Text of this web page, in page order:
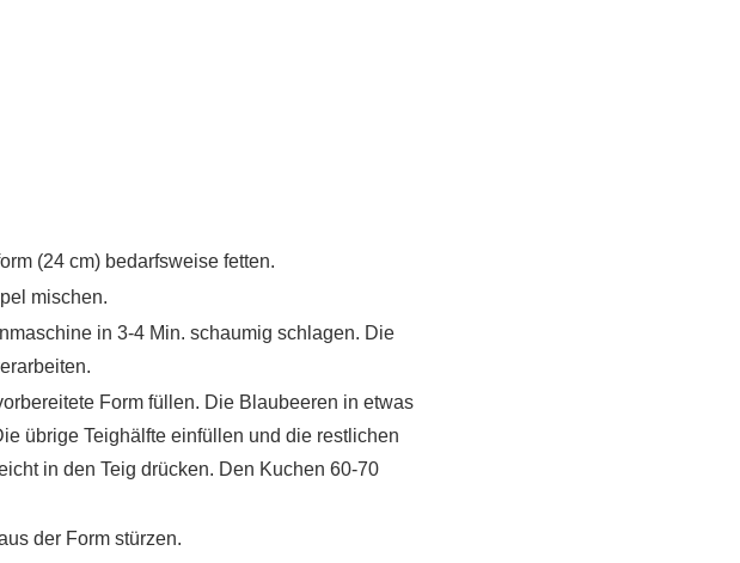
(24 cm) bedarfsweise fetten.
mischen.
in 3-4 Min. schaumig schlagen. Die
Form füllen. Die Blaubeeren in etwas
übrige Teighälfte einfüllen und die restlichen
in den Teig drücken. Den Kuchen 60-70
der Form stürzen.